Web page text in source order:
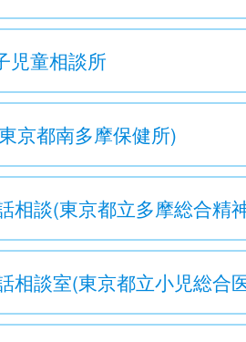
児童相談所
京都南多摩保健所)
相談(東京都立多摩総合精
相談室(東京都立小児総合